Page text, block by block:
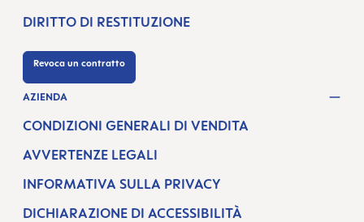
DIRITTO DI RESTITUZIONE
Revoca un contratto
AZIENDA
CONDIZIONI GENERALI DI VENDITA
AVVERTENZE LEGALI
INFORMATIVA SULLA PRIVACY
DICHIARAZIONE DI ACCESSIBILITÀ